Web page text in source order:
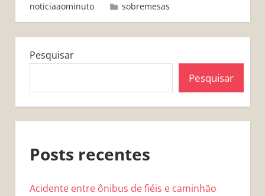
noticiaaominuto
sobremesas
Pesquisar
Pesquisar
Posts recentes
Acidente entre ônibus de fiéis e caminhão